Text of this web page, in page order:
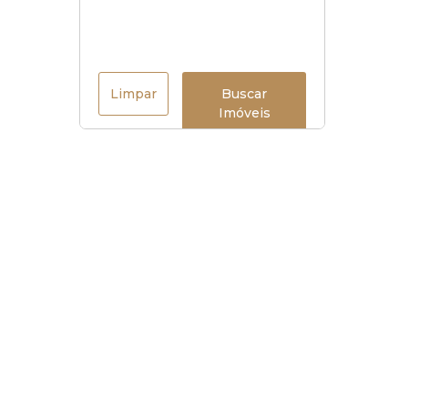
Limpar
Buscar
Imóveis